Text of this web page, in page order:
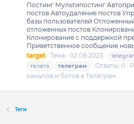
Постинг Мультипостинг
постов Автоудаление постов
базы пользователей
отложенных постов
Клонирование с поддержкой
Приветственное сообщение
target Тема 02.08.2023
телега
телеграм Ответы: 0
каналов и ботов в Телеграм
Теги